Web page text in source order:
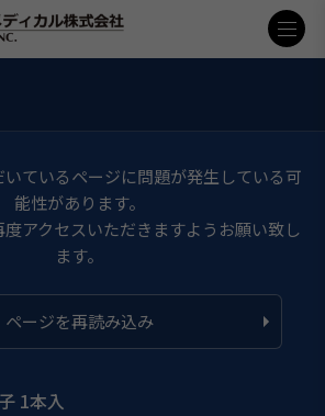
ているページに問題が発生している可
能性があります。
アクセスいただきますようお願い致し
ます。
ページを再読み込み
1本入